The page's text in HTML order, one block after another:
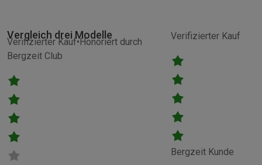
Verifizierter Kauf Honoriert durch
Bergzeit Club
Vergleich drei Modelle
Bergzeit Kunde
Verifizierter Kauf